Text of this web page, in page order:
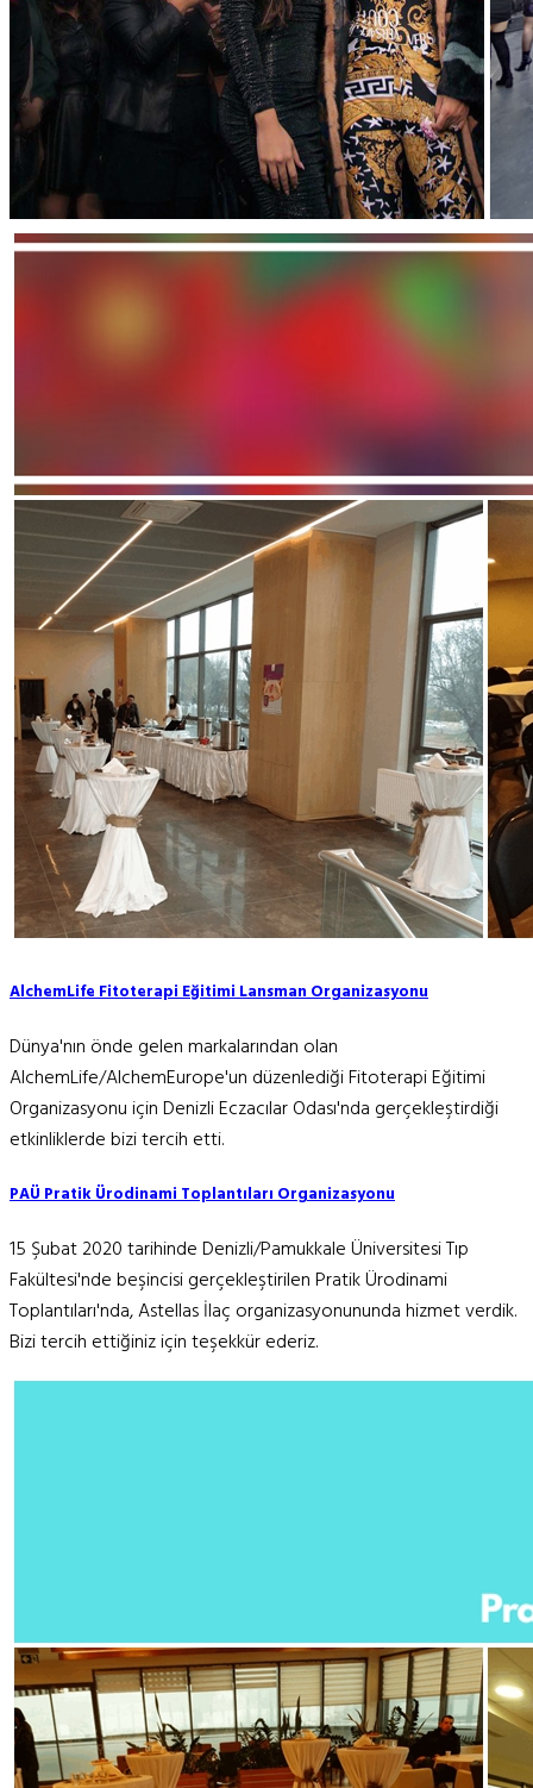
AlchemLife Fitoterapi Eğitimi Lansman Organizasyonu
Dünya'nın önde gelen markalarından olan
AlchemLife/AlchemEurope'un düzenlediği Fitoterapi Eğitimi
Organizasyonu için Denizli Eczacılar Odası'nda gerçekleştirdiği
etkinliklerde bizi tercih etti.
PAÜ Pratik Ürodinami Toplantıları Organizasyonu
15 Şubat 2020 tarihinde Denizli/Pamukkale Üniversitesi Tıp
Fakültesi'nde beşincisi gerçekleştirilen Pratik Ürodinami
Toplantıları'nda, Astellas İlaç organizasyonununda hizmet verdik.
Bizi tercih ettiğiniz için teşekkür ederiz.